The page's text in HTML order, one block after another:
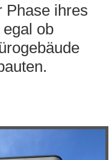
Phase ihres
ob